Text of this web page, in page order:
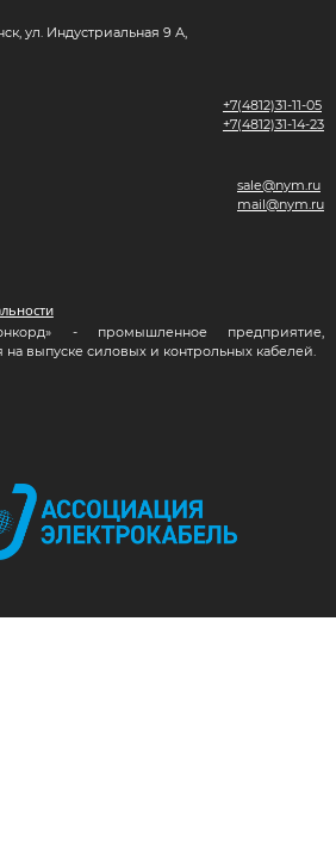
ул. Индустриальная 9 А,
+7(4812)31-11-05
+7(4812)31-14-23
sale@nym.ru
mail@nym.ru
- промышленное предприятие,
выпуске силовых и контрольных кабелей.